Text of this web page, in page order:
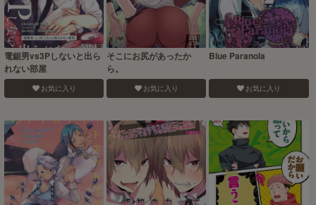
電鋸男vs3Pしないと出ら
れない部屋
お気に入り
そこにお尻があったか
ら。
お気に入り
Blue Paranoia
お気に入り